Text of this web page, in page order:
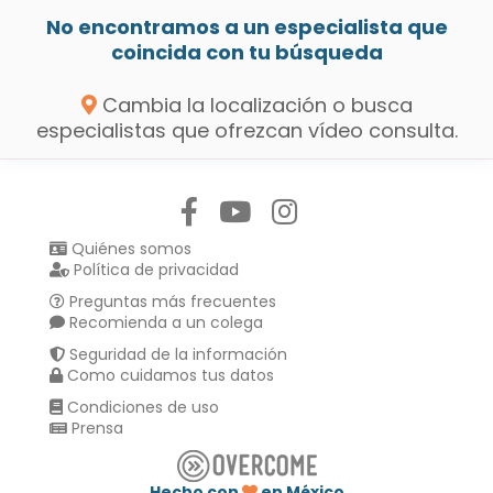
No encontramos a un especialista que
coincida con tu búsqueda
Cambia la localización o busca
especialistas que ofrezcan vídeo consulta.
Quiénes somos
Política de privacidad
Preguntas más frecuentes
Recomienda a un colega
Seguridad de la información
Como cuidamos tus datos
Condiciones de uso
Prensa